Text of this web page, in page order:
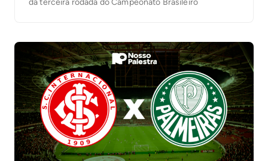
da terceira rodada do Campeonato Brasileiro